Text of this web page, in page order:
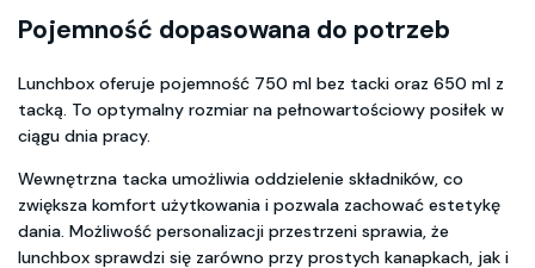
Pojemność dopasowana do potrzeb
Lunchbox oferuje pojemność 750 ml bez tacki oraz 650 ml z
tacką. To optymalny rozmiar na pełnowartościowy posiłek w
ciągu dnia pracy.
Wewnętrzna tacka umożliwia oddzielenie składników, co
zwiększa komfort użytkowania i pozwala zachować estetykę
dania. Możliwość personalizacji przestrzeni sprawia, że
lunchbox sprawdzi się zarówno przy prostych kanapkach, jak i